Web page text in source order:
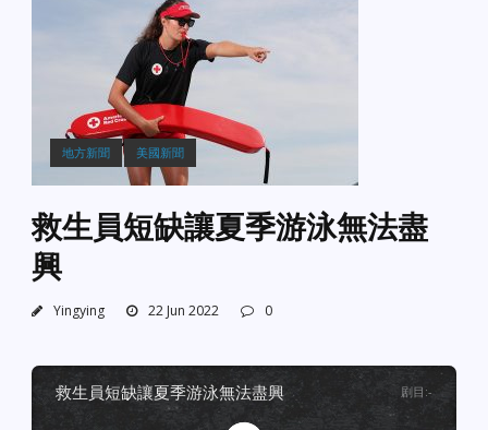
地方新聞 美國新聞
救生員短缺讓夏季游泳無法盡
興
Yingying 22 Jun 2022 0
救生員短缺讓夏季游泳無法盡興 剧目 :-